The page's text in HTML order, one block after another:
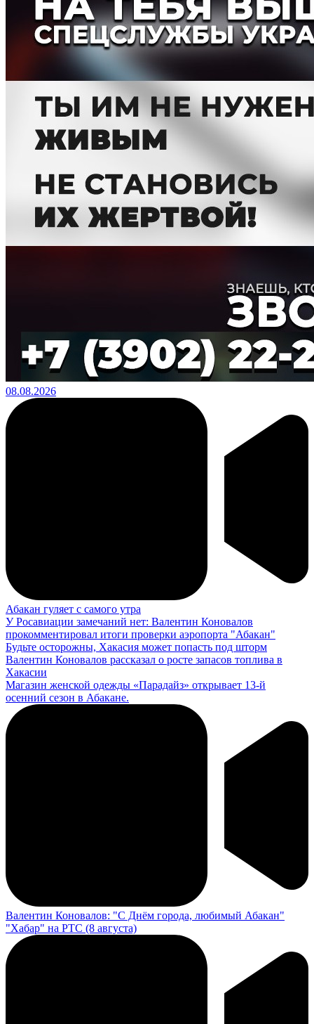
08.08.2026
Абакан гуляет с самого утра
У Росавиации замечаний нет: Валентин Коновалов
прокомментировал итоги проверки аэропорта "Абакан"
Будьте осторожны, Хакасия может попасть под шторм
Валентин Коновалов рассказал о росте запасов топлива в
Хакасии
Магазин женской одежды «Парадайз» открывает 13-й
осенний сезон в Абакане.
Валентин Коновалов: "С Днём города, любимый Абакан"
"Хабар" на РТС (8 августа)